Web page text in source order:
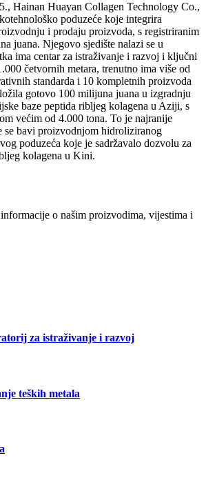
Hainan Huayan Collagen Technology Co.,
poduzeće koje integrira
i prodaju proizvoda, s registriranim
juana. Njegovo sjedište nalazi se u
ima centar za istraživanje i razvoj i ključni
četvornih metara, trenutno ima više od
standarda i 10 kompletnih proizvoda
gotovo 100 milijuna juana u izgradnju
baze peptida ribljeg kolagena u Aziji, s
većim od 4.000 tona. To je najranije
se bavi proizvodnjom hidroliziranog
poduzeća koje je sadržavalo dozvolu za
kolagena u Kini.
o našim proizvodima, vijestima i
za istraživanje i razvoj
teških metala